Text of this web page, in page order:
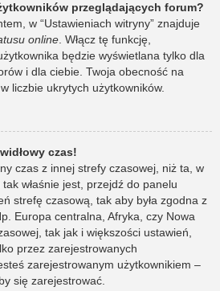
przeglądających forum?
w “Ustawieniach witryny” znajduje
online . Włącz tę funkcję,
będzie wyświetlana tylko dla
i dla ciebie. Twoja obecność na
liczbie ukrytych użytkowników.
czas!
czas z innej strefy czasowej, niż ta, w
właśnie jest, przejdź do panelu
strefę czasową, tak aby była zgodna z
Europa centralna, Afryka, czy Nowa
tak jak i większości ustawień,
przez zarejestrowanych
zarejestrowanym użytkownikiem –
się zarejestrować.